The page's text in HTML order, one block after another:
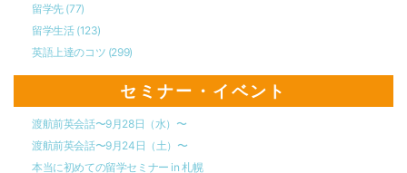
留学先 (77)
留学生活 (123)
英語上達のコツ (299)
セミナー・イベント
渡航前英会話〜9月28日（水）〜
渡航前英会話〜9月24日（土）〜
本当に初めての留学セミナー in 札幌